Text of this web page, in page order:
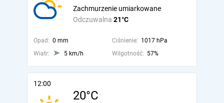
Odczuwalna 21°C
Zachmurzenie umiarkowane
Opad: 0 mm Ciśnienie: 1017 hPa
Wiatr:
5 km/h Wilgotność: 57%
12:00
20°C